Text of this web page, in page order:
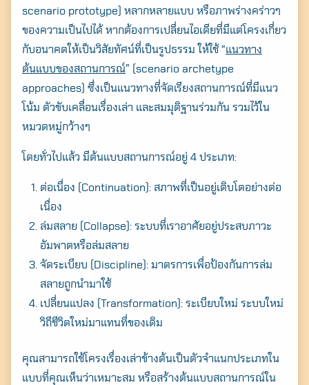
scenario prototype) หลากหลายแบบ หรือภาพร่างคร่าวๆ
ของความเป็นไปได้ หากต้องการเปลี่ยนไอเดียที่มีแต่โครงเกี่ยว
กับอนาคตให้เป็นวิสัยทัศน์ที่เป็นรูปธรรม ให้ใช้ “แนวทาง
ต้นแบบของสถานการณ์” (scenario archetype
approaches) ซึ่งเป็นแนวทางที่จัดเรียงสถานการณ์ที่มีแนว
โน้ม ตัวขับเคลื่อนเรื่องเล่า และสมมุติฐานร่วมกัน รวมไว้ใน
หมวดหมู่กว้างๆ
โดยทั่วไปแล้ว มีต้นแบบสถานการณ์อยู่ 4 ประเภท:
ต่อเนื่อง (Continuation): สภาพที่เป็นอยู่เติบโตอย่างต่อ
เนื่อง
ล่มสลาย (Collapse): ระบบที่เราอาศัยอยู่ประสบภาวะ
อัมพาตหรือล่มสลาย
จัดระเบียบ (Discipline): มาตรการเพื่อป้องกันการล่ม
สลายถูกนำมาใช้
เปลี่ยนแปลง (Transformation): ระเบียบใหม่ ระบบใหม่
วิถีชีวิตใหม่มาแทนที่ของเดิม
คุณสามารถใช้โครงเรื่องเล่าข้างต้นเป็นตัวจำแนกประเภทใน
แบบที่คุณเห็นว่าเหมาะสม หรือสร้างต้นแบบสถานการณ์ใน